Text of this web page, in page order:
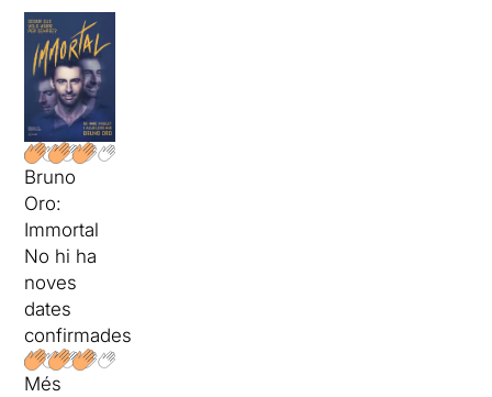
Bruno
Oro:
Immortal
No hi ha
noves
dates
confirmades
Més